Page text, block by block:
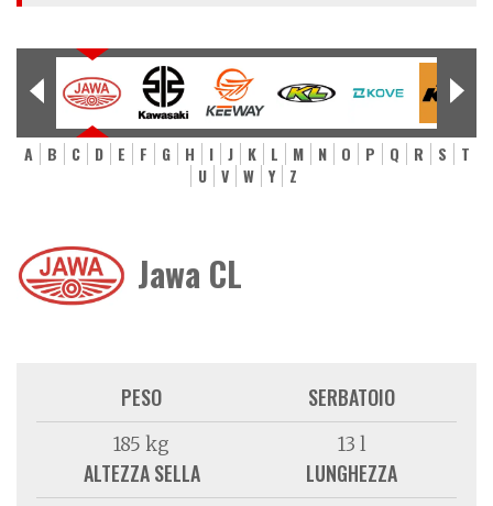
A B C D E F G H I J K L M N O P Q R S
T
U
V W Y Z
Jawa CL
PESO
185 kg
SERBATOIO
13 l
ALTEZZA SELLA LUNGHEZZA